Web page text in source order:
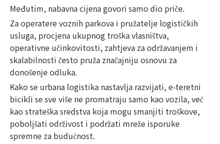
Međutim, nabavna cijena govori samo dio priče.
Za operatere voznih parkova i pružatelje logističkih
usluga, procjena ukupnog troška vlasništva,
operativne učinkovitosti, zahtjeva za održavanjem i
skalabilnosti često pruža značajniju osnovu za
donošenje odluka.
Kako se urbana logistika nastavlja razvijati, e-teretni
bicikli se sve više ne promatraju samo kao vozila, već
kao strateška sredstva koja mogu smanjiti troškove,
poboljšati održivost i podržati mreže isporuke
spremne za budućnost.